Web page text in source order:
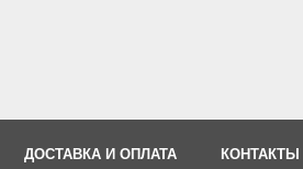
ДОСТАВКА И ОПЛАТА КОНТАКТЫ